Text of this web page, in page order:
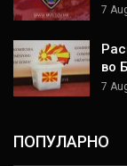
7
во
7
ПОПУЛАРНО